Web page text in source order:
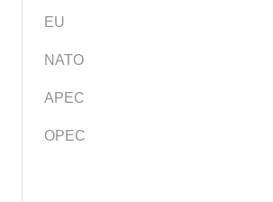
EU
NATO
APEC
OPEC